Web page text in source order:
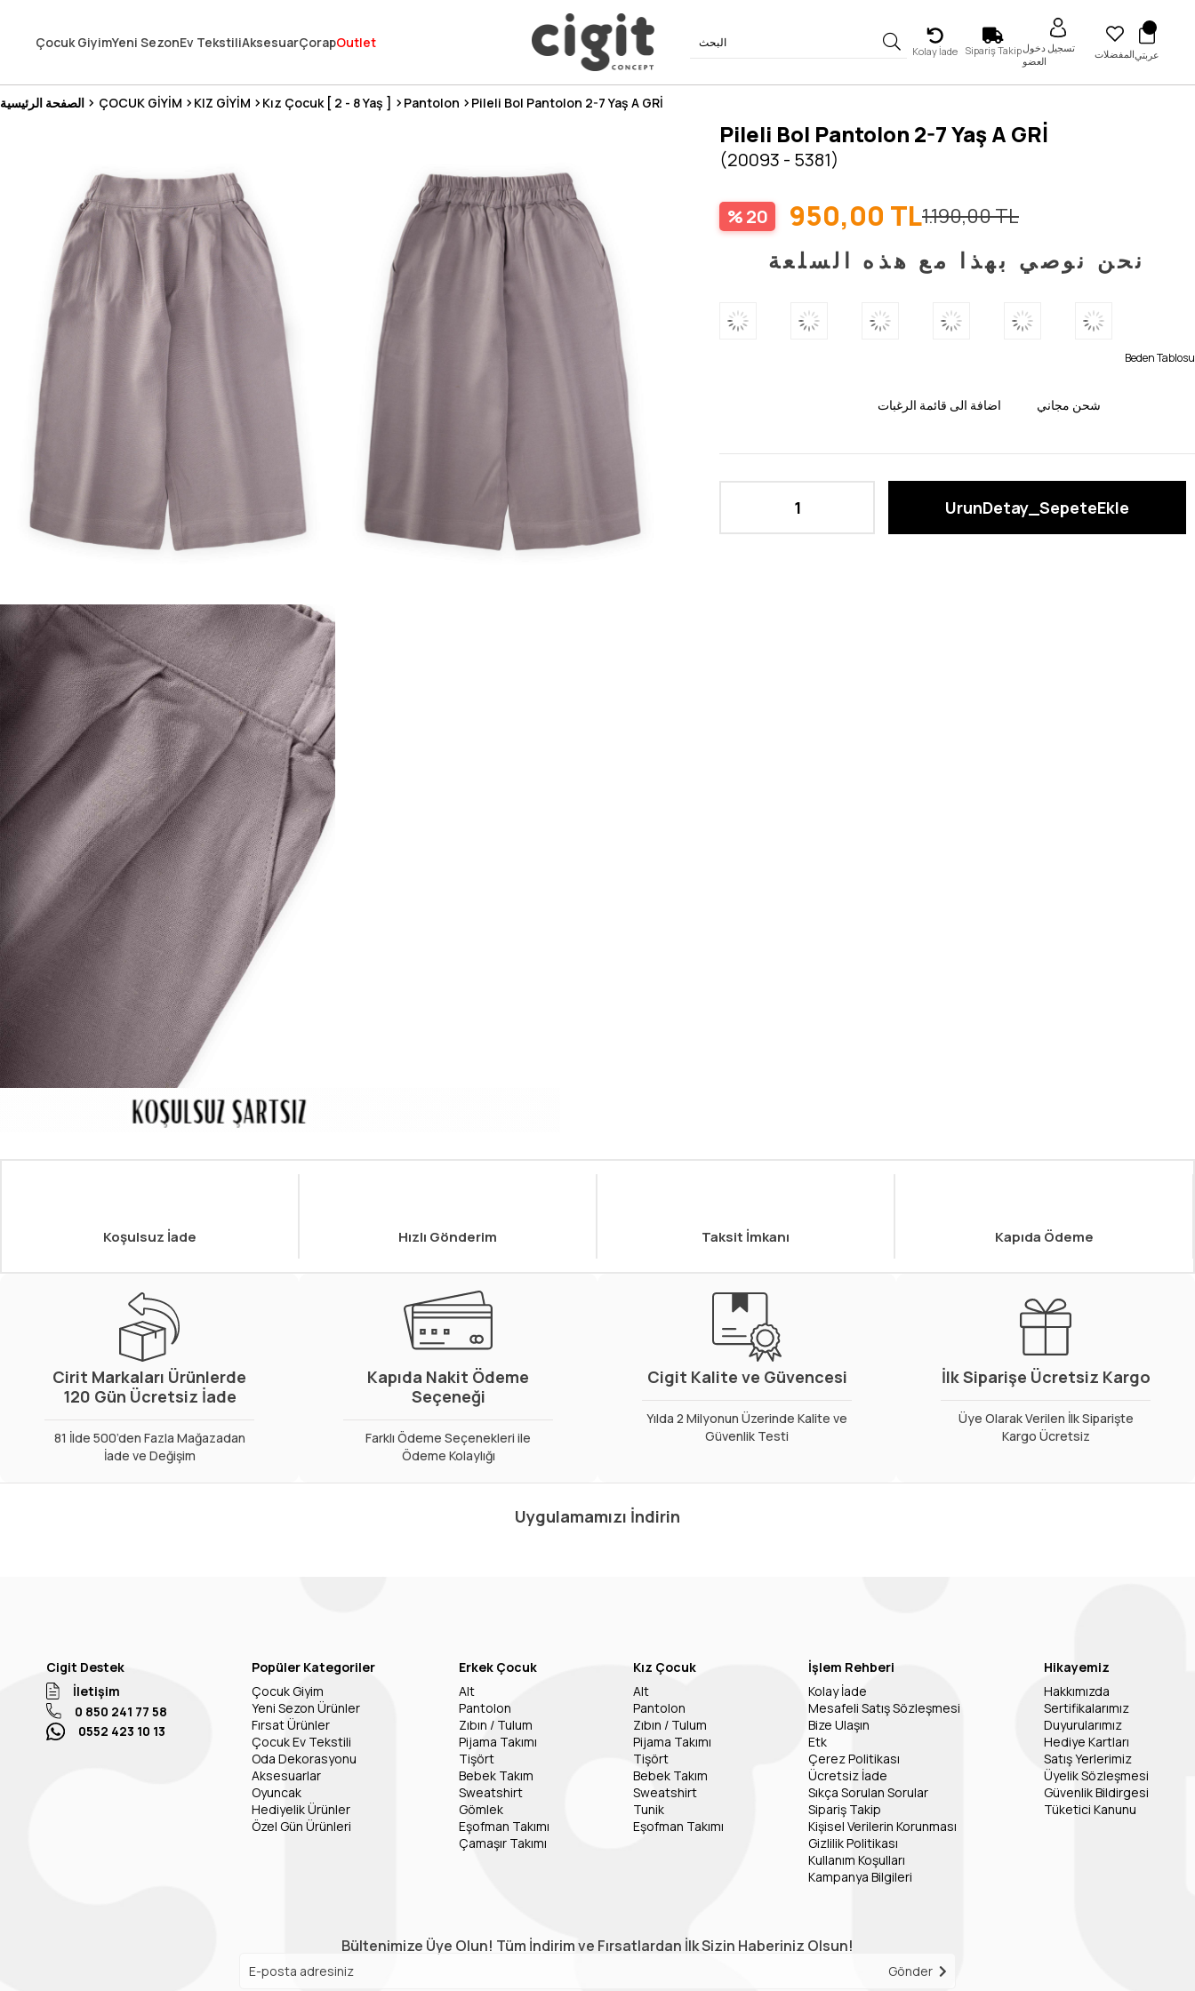
300₺ ve Üzeri Alışverişlerde Kargo Ücretsiz !
Koşulsuz Şartsız İade İmkanı
Çocuk GiyimYeni SezonEv TekstiliAksesuarÇorapOutlet
Kolay İade Sipariş Takipتسجيل دخول
العضو
المفضلاتعربتي
الصفحة الرئيسية ÇOCUK GİYİM KIZ GİYİM Kız Çocuk [ 2 - 8 Yaş ] Pantolon Pileli Bol Pantolon 2-7 Yaş A GRİ
Pileli Bol Pantolon 2-7 Yaş A GRİ
(20093 - 5381)
20 1.190,00 TL
950,00 TL
نحن نوصي بهذا مع هذه السلعة
Beden Tablosu
اضافة الى قائمة الرغبات شحن مجاني
Koşulsuz İade Hızlı Gönderim Taksit İmkanı Kapıda Ödeme
Cirit Markaları Ürünlerde
120 Gün Ücretsiz İade
81 İlde 500’den Fazla Mağazadan
İade ve Değişim
Kapıda Nakit Ödeme
Seçeneği
Farklı Ödeme Seçenekleri ile
Ödeme Kolaylığı
Cigit Kalite ve Güvencesi
Yılda 2 Milyonun Üzerinde Kalite ve
Güvenlik Testi
İlk Siparişe Ücretsiz Kargo
Üye Olarak Verilen İlk Siparişte
Kargo Ücretsiz
Uygulamamızı İndirin
Cigit Destek
İletişim
0 850 241 77 58
0552 423 10 13
Popüler Kategoriler
Çocuk Giyim
Yeni Sezon Ürünler
Fırsat Ürünler
Çocuk Ev Tekstili
Oda Dekorasyonu
Aksesuarlar
Oyuncak
Hediyelik Ürünler
Özel Gün Ürünleri
Erkek Çocuk
Alt
Pantolon
Zıbın / Tulum
Pijama Takımı
Tişört
Bebek Takım
Sweatshirt
Gömlek
Eşofman Takımı
Çamaşır Takımı
Kız Çocuk
Alt
Pantolon
Zıbın / Tulum
Pijama Takımı
Tişört
Bebek Takım
Sweatshirt
Tunik
Eşofman Takımı
İşlem Rehberi
Kolay İade
Mesafeli Satış Sözleşmesi
Bize Ulaşın
Etk
Çerez Politikası
Ücretsiz İade
Sıkça Sorulan Sorular
Sipariş Takip
Kişisel Verilerin Korunması
Gizlilik Politikası
Kullanım Koşulları
Kampanya Bilgileri
Hikayemiz
Hakkımızda
Sertifikalarımız
Duyurularımız
Hediye Kartları
Satış Yerlerimiz
Üyelik Sözleşmesi
Güvenlik Bildirgesi
Tüketici Kanunu
Bültenimize Üye Olun! Tüm İndirim ve Fırsatlardan İlk Sizin Haberiniz Olsun!
Gönder